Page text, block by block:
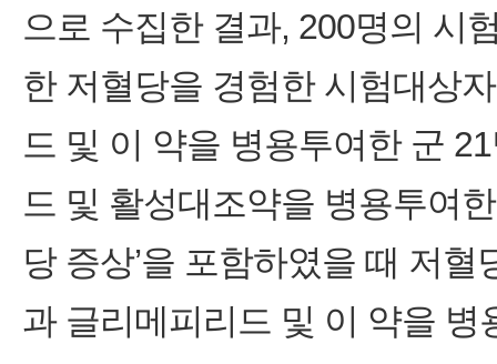
으로 수집한 결과, 200명의 시
한 저혈당을 경험한 시험대상
드 및 이 약을 병용투여한 군
드 및 활성대조약을 병용투여
당 증상’을 포함하였을 때 저
과 글리메피리드 및 이 약을